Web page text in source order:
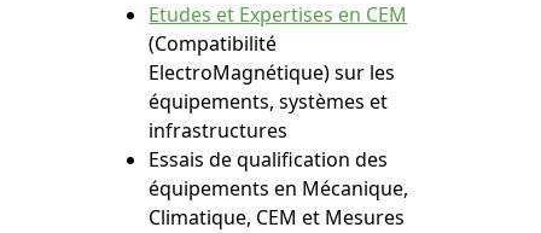
Etudes et Expertises en CEM
(Compatibilité
ElectroMagnétique) sur les
équipements, systèmes et
infrastructures
Essais de qualification des
équipements en Mécanique,
Climatique, CEM et Mesures